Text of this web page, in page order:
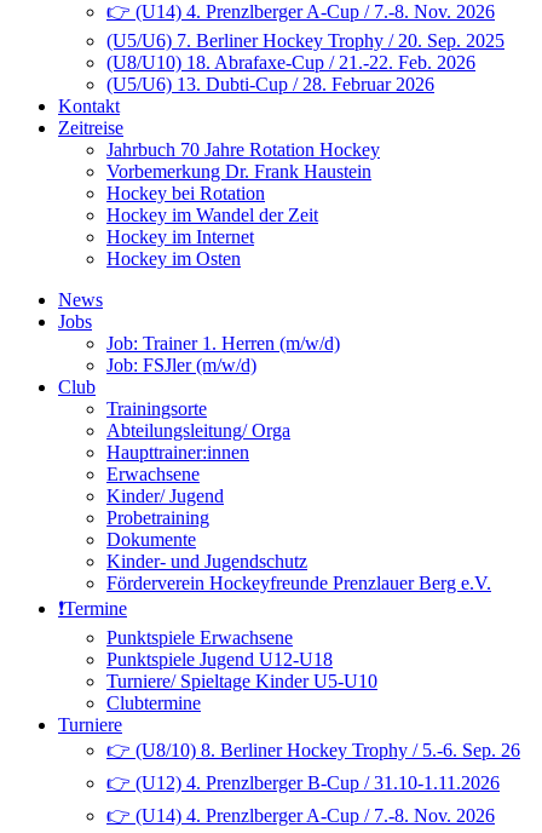
👉 (U14) 4. Prenzlberger A-Cup / 7.-8. Nov. 2026
(U5/U6) 7. Berliner Hockey Trophy / 20. Sep. 2025
(U8/U10) 18. Abrafaxe-Cup / 21.-22. Feb. 2026
(U5/U6) 13. Dubti-Cup / 28. Februar 2026
Kontakt
Zeitreise
Jahrbuch 70 Jahre Rotation Hockey
Vorbemerkung Dr. Frank Haustein
Hockey bei Rotation
Hockey im Wandel der Zeit
Hockey im Internet
Hockey im Osten
News
Jobs
Job: Trainer 1. Herren (m/w/d)
Job: FSJler (m/w/d)
Club
Trainingsorte
Abteilungsleitung/ Orga
Haupttrainer:innen
Erwachsene
Kinder/ Jugend
Probetraining
Dokumente
Kinder- und Jugendschutz
Förderverein Hockeyfreunde Prenzlauer Berg e.V.
❗️Termine
Punktspiele Erwachsene
Punktspiele Jugend U12-U18
Turniere/ Spieltage Kinder U5-U10
Clubtermine
Turniere
👉 (U8/10) 8. Berliner Hockey Trophy / 5.-6. Sep. 26
👉 (U12) 4. Prenzlberger B-Cup / 31.10-1.11.2026
👉 (U14) 4. Prenzlberger A-Cup / 7.-8. Nov. 2026